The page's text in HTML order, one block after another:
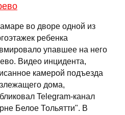
во дворе одной из
ребенка
упавшее на него
Видео инцидента,
камерой подъезда
дома,
Telegram-канал
Белое Тольятти". В